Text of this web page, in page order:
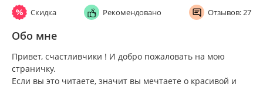
Скидка Рекомендовано Отзывов: 27
Обо мне
Привет, счастливчики ! И добро пожаловать на мою
страничку.
Если вы это читаете, значит вы мечтаете о красивой и